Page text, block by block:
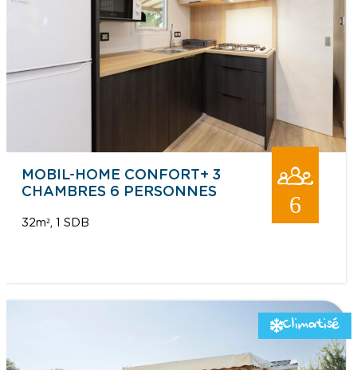
MOBIL-HOME CONFORT+ 3
CHAMBRES 6 PERSONNES
32m² 1 SDB
6
Climatisé